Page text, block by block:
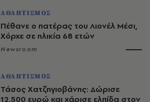
ΑΘΛΗΤΙΣΜΟΣ
Πέθανε ο πατέρας του Λιονέλ Μέσι,
Χόρχε σε ηλικία 68 ετών
Newsroom
ΑΘΛΗΤΙΣΜΟΣ
Τάσος Χατζηγιοβάνης: Δώρισε
12.500 ευρώ και χάρισε ελπίδα στον